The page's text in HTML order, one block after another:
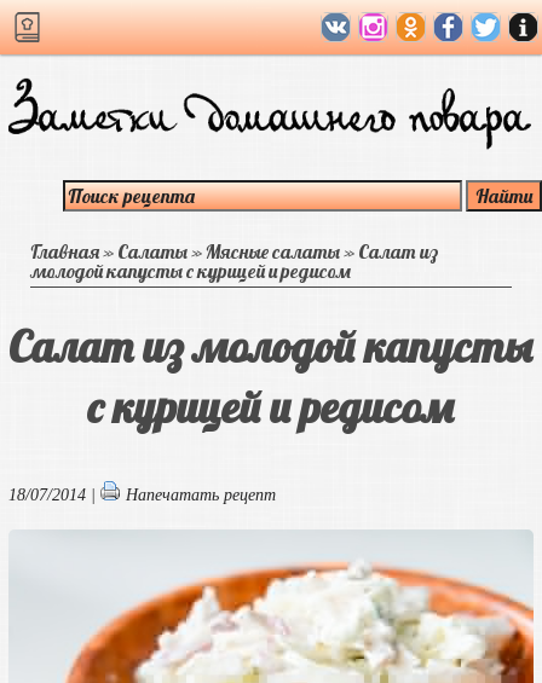
Главная» Салаты»Мясные салаты» Салат из
молодой капусты с курицей и редисом
Салат из молодой капусты
с курицей и редисом
18/07/2014 | Напечатать рецепт